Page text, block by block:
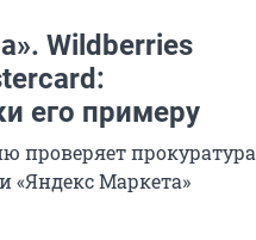
Wildberries
его примеру
проверяет прокуратура
«Яндекс Маркета»